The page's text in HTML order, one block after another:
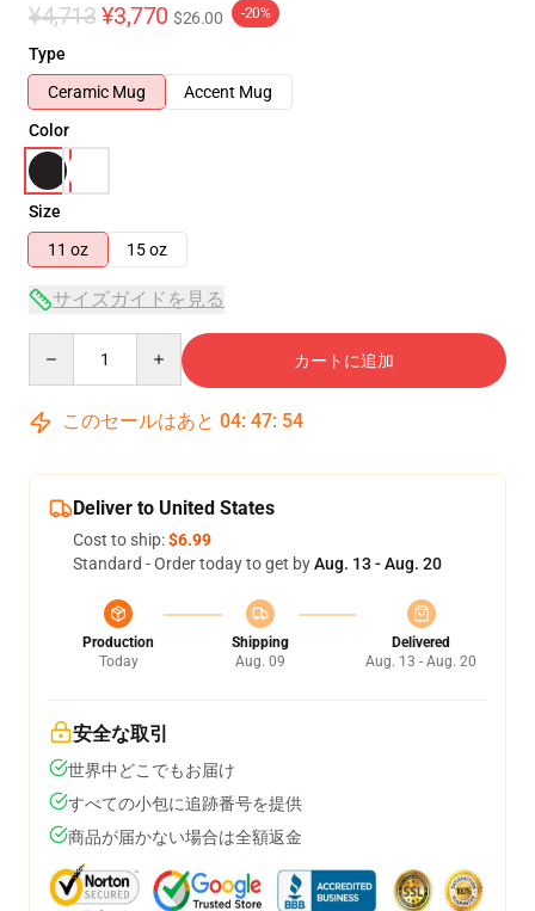
¥4,713 ¥3,770 $26.00 -20%
Type
Ceramic Mug
Accent Mug
Color
Size
11 oz
15 oz
サイズガイドを見る
カートに追加
このセールはあと 04: 47: 53
Deliver to United States
Cost to ship:$6.99
Standard - Order today to get byAug. 13 - Aug. 20
Production
Today
Shipping
Aug. 09
Delivered
Aug. 13 - Aug. 20
安全な取引
世界中どこでもお届け
すべての小包に追跡番号を提供
商品が届かない場合は全額返金